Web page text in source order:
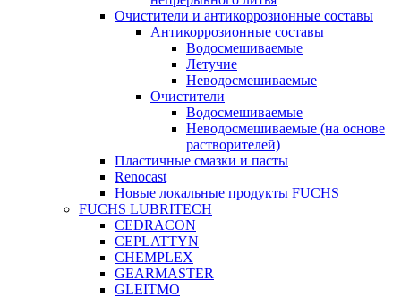
Очистители и антикоррозионные составы
Антикоррозионные составы
Водосмешиваемые
Летучие
Неводосмешиваемые
Очистители
Водосмешиваемые
Неводосмешиваемые (на основе
растворителей)
Пластичные смазки и пасты
Renocast
Новые локальные продукты FUCHS
FUCHS LUBRITECH
CEDRACON
CEPLATTYN
CHEMPLEX
GEARMASTER
GLEITMO